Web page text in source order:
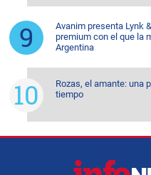
Avanim presenta Lynk
premium con el que la
Argentina
Rozas, el amante: una
tiempo